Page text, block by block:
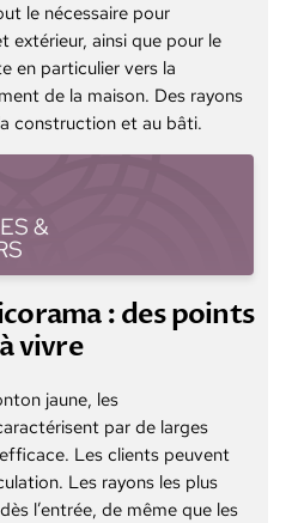
le nécessaire pour
extérieur, ainsi que pour le
en particulier vers la
de la maison. Des rayons
construction et au bâti.
&
: des points
vivre
jaune, les
par de larges
Les clients peuvent
Les rayons les plus
l’entrée, de même que les